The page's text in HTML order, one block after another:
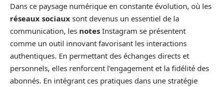
Dans ce paysage numérique en constante évolution, où les
réseaux sociaux sont devenus un essentiel de la
communication, les notes Instagram se présentent
comme un outil innovant favorisant les interactions
authentiques. En permettant des échanges directs et
personnels, elles renforcent l’engagement et la fidélité des
abonnés. En intégrant ces pratiques dans une stratégie